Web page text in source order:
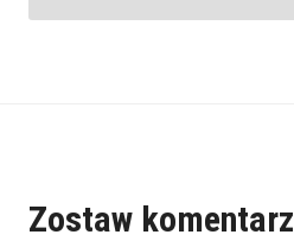
Zostaw komentarz